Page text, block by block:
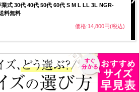
業式 30代 40代 50代 60代 S M L LL 3L NGR-
料無料
価格:14,800円(税込)